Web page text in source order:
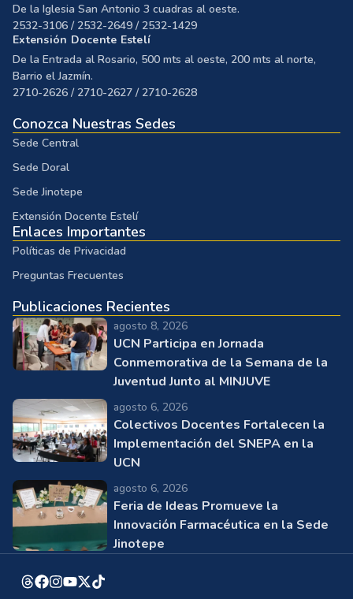
De la Iglesia San Antonio 3 cuadras al oeste.
2532-3106 / 2532-2649 / 2532-1429
Extensión Docente Estelí
De la Entrada al Rosario, 500 mts al oeste, 200 mts al norte,
Barrio el Jazmín.
2710-2626 / 2710-2627 / 2710-2628
Conozca Nuestras Sedes
Sede Central
Sede Doral
Sede Jinotepe
Extensión Docente Estelí
Enlaces Importantes
Políticas de Privacidad
Preguntas Frecuentes
Publicaciones Recientes
agosto 8, 2026
UCN Participa en Jornada
Conmemorativa de la Semana de la
Juventud Junto al MINJUVE
agosto 6, 2026
Colectivos Docentes Fortalecen la
Implementación del SNEPA en la
UCN
agosto 6, 2026
Feria de Ideas Promueve la
Innovación Farmacéutica en la Sede
Jinotepe